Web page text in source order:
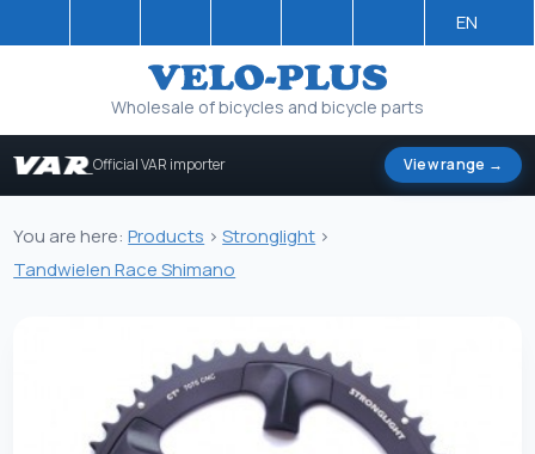
EN
Wholesale of bicycles and bicycle parts
Official VAR importer View range →
You are here:Products >Stronglight >
Tandwielen Race Shimano